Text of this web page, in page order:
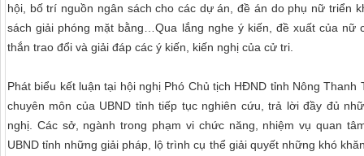
hội, bố trí nguồn ngân sách cho các dự án, đề án do phụ nữ triển
sách giải phóng mặt bằng…Qua lắng nghe ý kiến, đề xuất của nữ
thắn trao đổi và giải đáp các ý kiến, kiến nghị của cử tri.
Phát biểu kết luận tại hội nghị Phó Chủ tịch HĐND tỉnh Nông
chuyên môn của UBND tỉnh tiếp tục nghiên cứu, trả lời đầy đủ
nghị. Các sở, ngành trong phạm vi chức năng, nhiệm vụ quan
UBND tỉnh những giải pháp, lộ trình cụ thể giải quyết những khó